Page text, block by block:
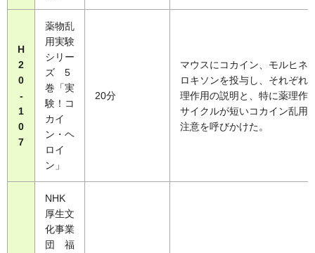
H
2
0
-
1
0
7
薬物乱
用実験
シリー
ズ 5
巻「実
験！コ
カイ
ン・ヘ
ロイ
ン」
20分
マウスにコカイン、モルヒネ
ロキソンを投与し、それぞれ
理作用の説明と、特に薬理作
サイクルが短いコカイン乱用
注意を呼びかけた。
NHK
厚生文
化事業
団 福